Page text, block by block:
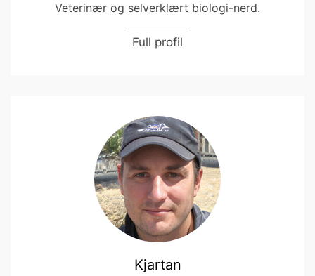
Veterinær og selverklært biologi-nerd.
Full profil
Kjartan